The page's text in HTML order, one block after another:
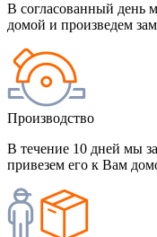
В согласованный день
домой и произведем
Производство
В течение 10 дней мы
привезем его к Вам